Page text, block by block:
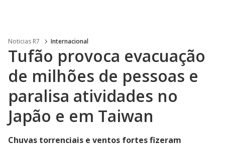
Noticias R7 Internacional
Tufão provoca evacuação
de milhões de pessoas e
paralisa atividades no
Japão e em Taiwan
Chuvas torrenciais e ventos fortes fizeram